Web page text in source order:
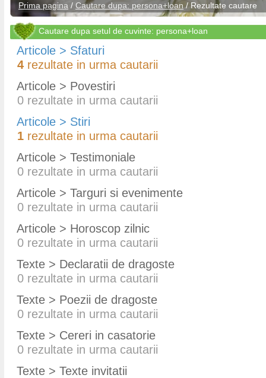
Prima pagina / Cautare dupa: persona+loan / Rezultate cautare
Cautare dupa setul de cuvinte: persona+loan
Articole > Sfaturi
4 rezultate in urma cautarii
Articole > Povestiri
0 rezultate in urma cautarii
Articole > Stiri
1 rezultate in urma cautarii
Articole > Testimoniale
0 rezultate in urma cautarii
Articole > Targuri si evenimente
0 rezultate in urma cautarii
Articole > Horoscop zilnic
0 rezultate in urma cautarii
Texte > Declaratii de dragoste
0 rezultate in urma cautarii
Texte > Poezii de dragoste
0 rezultate in urma cautarii
Texte > Cereri in casatorie
0 rezultate in urma cautarii
Texte > Texte invitatii